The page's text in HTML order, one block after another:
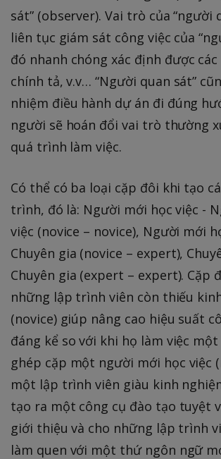
sát” (observer). Vai trò của “người
liên tục giám sát công việc của
đó nhanh chóng xác định được
chính tả, v.v… “Người quan sát”
nhiệm điều hành dự án đi đúng
người sẽ hoán đổi vai trò thường
quá trình làm việc.
Có thể có ba loại cặp đôi khi tạo
trình, đó là: Người mới học việc -
việc (novice – novice), Người mới
Chuyên gia (novice – expert),
Chuyên gia (expert – expert). Cặp
những lập trình viên còn thiếu
(novice) giúp nâng cao hiệu suất
đáng kể so với khi họ làm việc một
ghép cặp một người mới học việc
một lập trình viên giàu kinh
tạo ra một công cụ đào tạo tuyệt
giới thiệu và cho những lập trình
làm quen với một thứ ngôn ngữ